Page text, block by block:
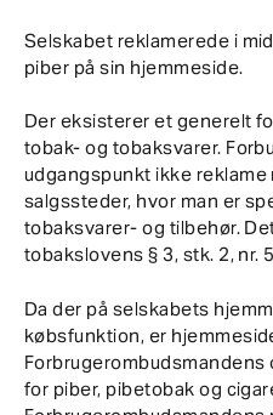
Selskabet reklamerede i
piber på sin hjemmeside.
Der eksisterer et generelt
tobak- og tobaksvarer.
udgangspunkt ikke
salgssteder, hvor man er
tobaksvarer- og tilbehør.
tobakslovens § 3, stk. 2, nr. 5
Da der på selskabets
købsfunktion, er
for piber, pibetobak og